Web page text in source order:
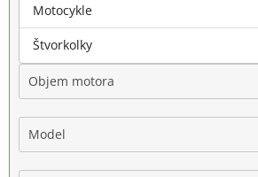
Značka
Objem motora
Model
Motocykle
Štvorkolky